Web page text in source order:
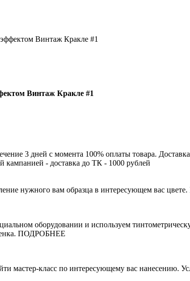
Винтаж Кракле #1
Винтаж Кракле #1
3 дней с момента 100% оплаты товара.
кампанией - доставка до ТК - 1000 рублей
нужного вам образца в интересующем вас
оборудовании и используем
ПОДРОБНЕЕ
мастер-класс по интересующему вас нанесению.